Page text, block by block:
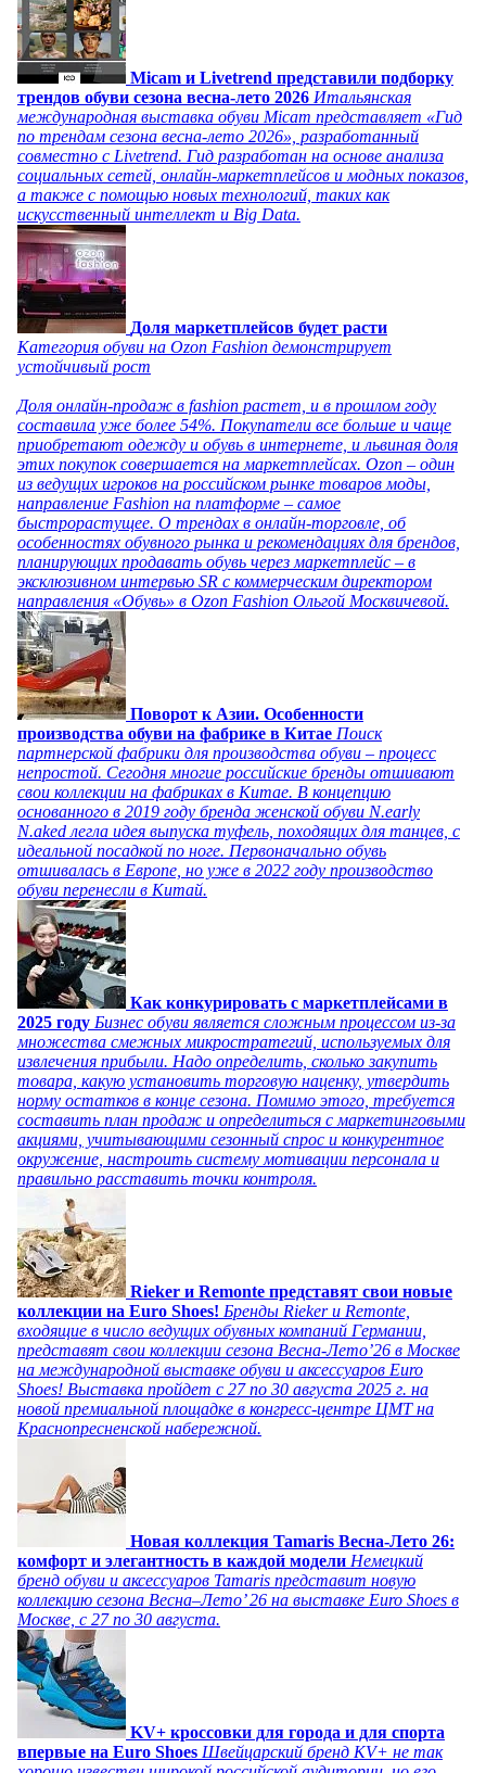
Micam и Livetrend представили подборку
трендов обуви сезона весна-лето 2026 Итальянская
международная выставка обуви Micam представляет «Гид
по трендам сезона весна-лето 2026», разработанный
совместно с Livetrend. Гид разработан на основе анализа
социальных сетей, онлайн-маркетплейсов и модных показов,
а также с помощью новых технологий, таких как
искусственный интеллект и Big Data.
Доля маркетплейсов будет расти
Категория обуви на Ozon Fashion демонстрирует
устойчивый рост
Доля онлайн-продаж в fashion растет, и в прошлом году
составила уже более 54%. Покупатели все больше и чаще
приобретают одежду и обувь в интернете, и львиная доля
этих покупок совершается на маркетплейсах. Ozon – один
из ведущих игроков на российском рынке товаров моды,
направление Fashion на платформе – самое
быстрорастущее. О трендах в онлайн-торговле, об
особенностях обувного рынка и рекомендациях для брендов,
планирующих продавать обувь через маркетплейс – в
эксклюзивном интервью SR с коммерческим директором
направления «Обувь» в Ozon Fashion Ольгой Москвичевой.
Поворот к Азии. Особенности
производства обуви на фабрике в Китае Поиск
партнерской фабрики для производства обуви – процесс
непростой. Сегодня многие российские бренды отшивают
свои коллекции на фабриках в Китае. В концепцию
основанного в 2019 году бренда женской обуви N.early
N.aked легла идея выпуска туфель, походящих для танцев, с
идеальной посадкой по ноге. Первоначально обувь
отшивалась в Европе, но уже в 2022 году производство
обуви перенесли в Китай.
Как конкурировать с маркетплейсами в
2025 году Бизнес обуви является сложным процессом из-за
множества смежных микростратегий, используемых для
извлечения прибыли. Надо определить, сколько закупить
товара, какую установить торговую наценку, утвердить
норму остатков в конце сезона. Помимо этого, требуется
составить план продаж и определиться с маркетинговыми
акциями, учитывающими сезонный спрос и конкурентное
окружение, настроить систему мотивации персонала и
правильно расставить точки контроля.
Rieker и Remonte представят свои новые
коллекции на Euro Shoes! Бренды Rieker и Remonte,
входящие в число ведущих обувных компаний Германии,
представят свои коллекции сезона Весна-Лето’26 в Москве
на международной выставке обуви и аксессуаров Euro
Shoes! Выставка пройдет c 27 по 30 августа 2025 г. на
новой премиальной площадке в конгресс-центре ЦМТ на
Краснопресненской набережной.
Новая коллекция Tamaris Весна-Лето 26:
комфорт и элегантность в каждой модели Немецкий
бренд обуви и аксессуаров Tamaris представит новую
коллекцию сезона Весна–Лето’ 26 на выставке Euro Shoes в
Москве, с 27 по 30 августа.
KV+ кроссовки для города и для спорта
впервые на Euro Shoes Швейцарский бренд KV+ не так